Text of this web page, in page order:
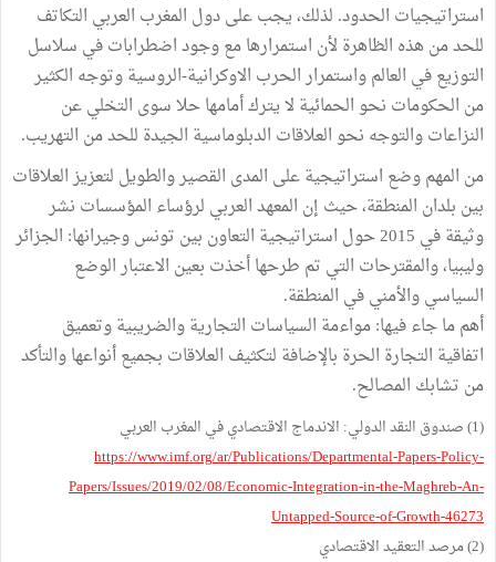
استراتيجيات الحدود. لذلك، يجب على دول المغرب العربي التكاتف
للحد من هذه الظاهرة لأن استمرارها مع وجود اضطرابات في سلاسل
التوزيع في العالم واستمرار الحرب الاوكرانية-الروسية وتوجه الكثير
من الحكومات نحو الحمائية لا يترك أمامها حلا سوى التخلي عن
النزاعات والتوجه نحو العلاقات الدبلوماسية الجيدة للحد من التهريب.
من المهم وضع استراتيجية على المدى القصير والطويل لتعزيز العلاقات
بين بلدان المنطقة، حيث إن المعهد العربي لرؤساء المؤسسات نشر
وثيقة في 2015 حول استراتيجية التعاون بين تونس وجيرانها: الجزائر
وليبيا، والمقترحات التي تم طرحها أخذت بعين الاعتبار الوضع
السياسي والأمني في المنطقة.
أهم ما جاء فيها: مواءمة السياسات التجارية والضريبية وتعميق
اتفاقية التجارة الحرة بالإضافة لتكثيف العلاقات بجميع أنواعها والتأكد
من تشابك المصالح.
(1) صندوق النقد الدولي: الاندماج الاقتصادي في المغرب العربي
https://www.imf.org/ar/Publications/Departmental-Papers-Policy-
Papers/Issues/2019/02/08/Economic-Integration-in-the-Maghreb-An-
Untapped-Source-of-Growth-46273
(2) مرصد التعقيد الاقتصادي